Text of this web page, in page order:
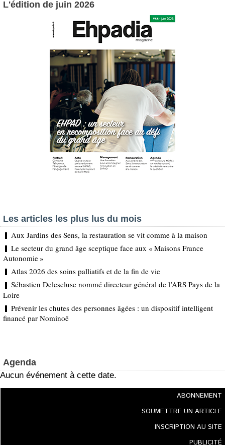
L'édition de juin 2026
Les articles les plus lus du mois
Aux Jardins des Sens, la restauration se vit comme à la maison
Le secteur du grand âge sceptique face aux « Maisons France
Autonomie »
Atlas 2026 des soins palliatifs et de la fin de vie
Sébastien Delescluse nommé directeur général de l’ARS Pays de la
Loire
Prévenir les chutes des personnes âgées : un dispositif intelligent
financé par Nominoë
Agenda
Aucun événement à cette date.
ABONNEMENT
SOUMETTRE UN ARTICLE
INSCRIPTION AU SITE
PUBLICITÉ